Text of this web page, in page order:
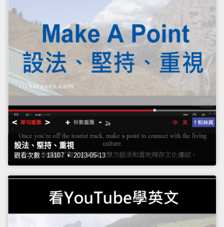
設法、堅持、重視
觀看次數：13107 • 2013-05-13